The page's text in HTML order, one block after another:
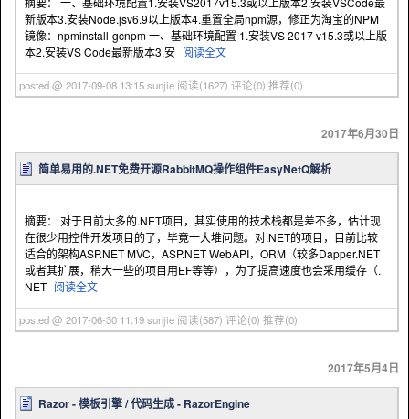
新版本3.安装Node.jsv6.9以上版本4.重置全局npm源，修正为淘宝的NPM
镜像：npminstall-gcnpm 一、基础环境配置 1.安装VS 2017 v15.3或以上版
本2.安装VS Code最新版本3.安 阅读全文
posted @ 2017-09-08 13:15 sunjie 阅读(1627) 评论(0) 推荐(0)
2017年6月30日
简单易用的.NET免费开源RabbitMQ操作组件EasyNetQ解析
摘要： 对于目前大多的.NET项目，其实使用的技术栈都是差不多，估计现
在很少用控件开发项目的了，毕竟一大堆问题。对.NET的项目，目前比较
适合的架构ASP.NET MVC，ASP.NET WebAPI，ORM（较多Dapper.NET
或者其扩展，稍大一些的项目用EF等等），为了提高速度也会采用缓存（.
NET 阅读全文
posted @ 2017-06-30 11:19 sunjie 阅读(587) 评论(0) 推荐(0)
2017年5月4日
Razor - 模板引擎 / 代码生成 - RazorEngine